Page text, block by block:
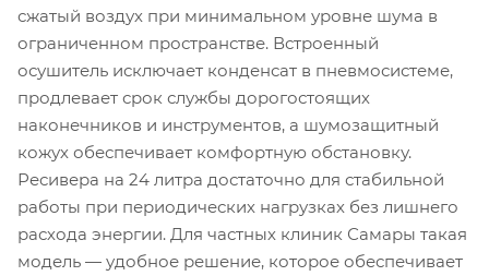
сжатый воздух при минимальном уровне шума в
ограниченном пространстве. Встроенный
осушитель исключает конденсат в пневмосистеме,
продлевает срок службы дорогостоящих
наконечников и инструментов, а шумозащитный
кожух обеспечивает комфортную обстановку.
Ресивера на 24 литра достаточно для стабильной
работы при периодических нагрузках без лишнего
расхода энергии. Для частных клиник Самары такая
модель — удобное решение, которое обеспечивает